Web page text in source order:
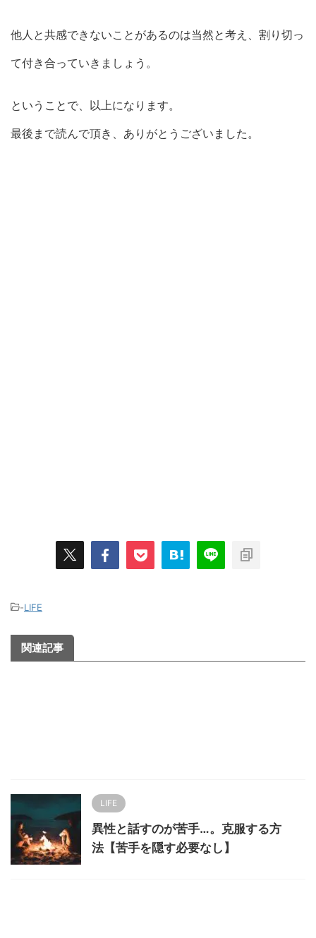
他人と共感できないことがあるのは当然と考え、割り切っ
て付き合っていきましょう。
ということで、以上になります。
最後まで読んで頂き、ありがとうございました。
-LIFE
関連記事
LIFE
異性と話すのが苦手…。克服する方
法【苦手を隠す必要なし】